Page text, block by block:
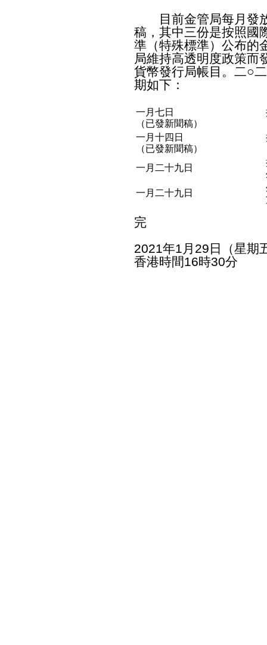
目前金管局每月發放
稿，其中三份是按照國
準（特殊標準）公布的
局維持高透明度政策而
貨幣發行局帳目。二○
期如下：
一月七日
（已發新聞稿）
一月十四日
（已發新聞稿）
一月二十九日
一月二十九日
完
2021年1月29日（星期
香港時間16時30分